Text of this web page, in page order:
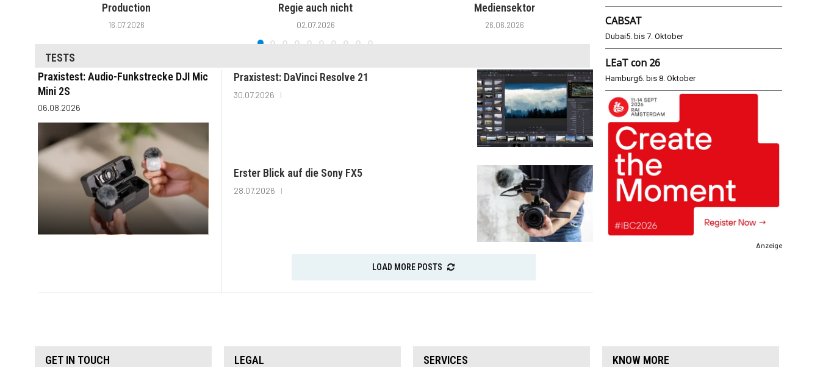
Production
16.07.2026
Regie auch nicht
02.07.2026
Mediensektor
26.06.2026
Modus
TESTS
Praxistest: Audio-Funkstrecke DJI Mic
Mini 2S
06.08.2026
Praxistest: DaVinci Resolve 21
30.07.2026
Erster Blick auf die Sony FX5
28.07.2026
LOAD MORE POSTS
CABSAT
Dubai5. bis 7. Oktober
LEaT con 26
Hamburg6. bis 8. Oktober
Anzeige
GET IN TOUCH LEGAL SERVICES KNOW MORE